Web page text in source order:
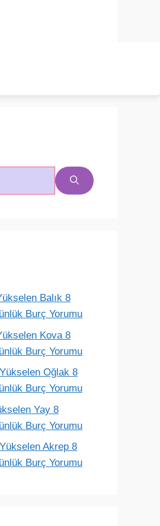
Balık 8
Burç Yorumu
Kova 8
Burç Yorumu
Oğlak 8
Burç Yorumu
Yay 8
Burç Yorumu
Akrep 8
Burç Yorumu